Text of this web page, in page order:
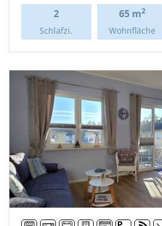
2
Schlafzi.
65 m2
Wohnfläche